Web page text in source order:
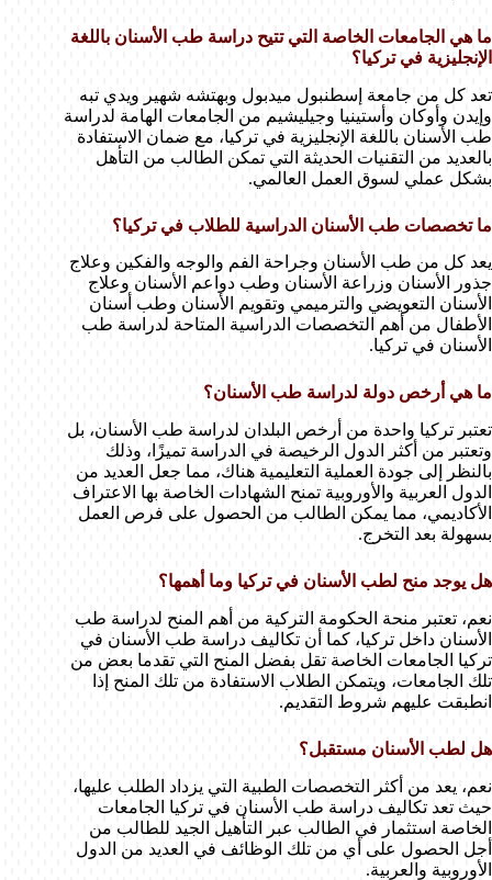
ما هي الجامعات الخاصة التي تتيح دراسة طب الأسنان باللغة
الإنجليزية في تركيا؟
تعد كل من جامعة إسطنبول ميدبول وبهتشه شهير ويدي تبه
وإيدن وأوكان وأستينيا وجيليشيم من الجامعات الهامة لدراسة
طب الأسنان باللغة الإنجليزية في تركيا، مع ضمان الاستفادة
بالعديد من التقنيات الحديثة التي تمكن الطالب من التأهل
بشكل عملي لسوق العمل العالمي.
ما تخصصات طب الأسنان الدراسية للطلاب في تركيا؟
يعد كل من طب الأسنان وجراحة الفم والوجه والفكين وعلاج
جذور الأسنان وزراعة الأسنان وطب دواعم الأسنان وعلاج
الأسنان التعويضي والترميمي وتقويم الأسنان وطب أسنان
الأطفال من أهم التخصصات الدراسية المتاحة لدراسة طب
الأسنان في تركيا.
ما هي أرخص دولة لدراسة طب الأسنان؟
تعتبر تركيا واحدة من أرخص البلدان لدراسة طب الأسنان، بل
وتعتبر من أكثر الدول الرخيصة في الدراسة تميزًا، وذلك
بالنظر إلى جودة العملية التعليمية هناك، مما جعل العديد من
الدول العربية والأوروبية تمنح الشهادات الخاصة بها الاعتراف
الأكاديمي، مما يمكن الطالب من الحصول على فرص العمل
بسهولة بعد التخرج.
هل يوجد منح لطب الأسنان في تركيا وما أهمها؟
نعم، تعتبر منحة الحكومة التركية من أهم المنح لدراسة طب
الأسنان داخل تركيا، كما أن تكاليف دراسة طب الأسنان في
تركيا الجامعات الخاصة تقل بفضل المنح التي تقدما بعض من
تلك الجامعات، ويتمكن الطلاب الاستفادة من تلك المنح إذا
انطبقت عليهم شروط التقديم.
هل لطب الأسنان مستقبل؟
نعم، يعد من أكثر التخصصات الطبية التي يزداد الطلب عليها،
حيث تعد تكاليف دراسة طب الأسنان في تركيا الجامعات
الخاصة استثمار في الطالب عبر التأهيل الجيد للطالب من
أجل الحصول على أي من تلك الوظائف في العديد من الدول
الأوروبية والعربية.